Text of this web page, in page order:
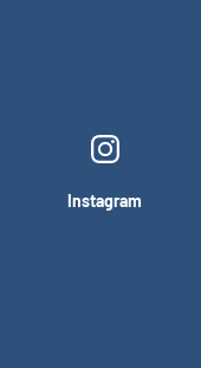
Instagram